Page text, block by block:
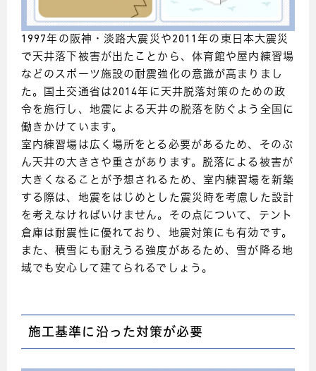
1997年の阪神・淡路大震災や2011年の東日本大震災
で天井落下被害が出たことから、体育館や屋内練習場
などのスポーツ施設の耐震強化の意識が高まりまし
た。国土交通省は2014年に天井脱落対策のための政
令を施行し、地震による天井の脱落を防ぐよう全国に
働きかけています。
室内練習場は広く場所をとる必要があるため、そのぶ
ん天井の大きさや重さがあります。脱落による被害が
大きくなることが予想されるため、室内練習場を新築
する際は、地震をはじめとした震災時を考慮した設計
を考えなければいけません。その点について、テント
倉庫は耐震性に優れており、地震対策にも有効です。
また、積雪にも耐えうる強度があるため、雪が降る地
域でも安心して建てられるでしょう。
施工基準に沿った対策が必要